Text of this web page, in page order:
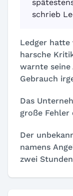
schrieb
Ledger hatte
harsche
warnte seine
Gebrauch
Das
große Fehler
Der
namens
zwei